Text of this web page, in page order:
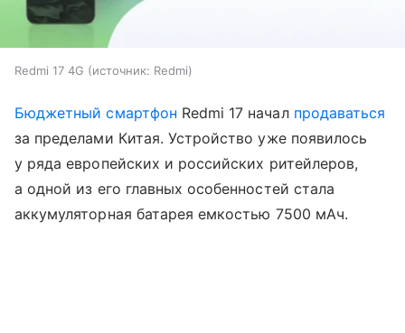
Redmi 17 4G источник: Redmi
Бюджетный смартфон Redmi 17 начал продаваться
за пределами Китая. Устройство уже появилось
у ряда европейских и российских ритейлеров,
а одной из его главных особенностей стала
аккумуляторная батарея емкостью 7500 мАч.